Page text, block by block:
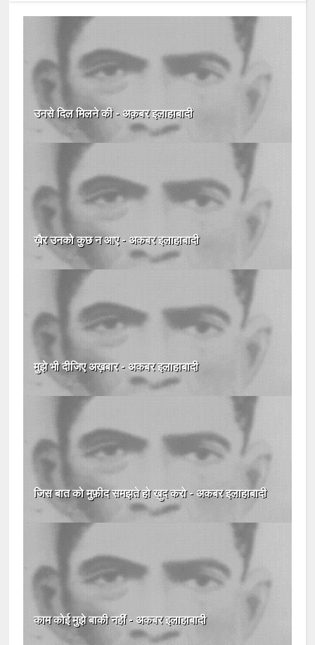
उनसे दिल मिलने की - अक़बर इलाहाबादी
ख़ैर उनको कुछ न आए - अकबर इलाहाबादी
मुझे भी दीजिए अख़बार - अकबर इलाहाबादी
जिस बात को मुफ़ीद समझते हो ख़ुद करो - अकबर इलाहाबादी
काम कोई मुझे बाकी नहीं - अकबर इलाहाबादी